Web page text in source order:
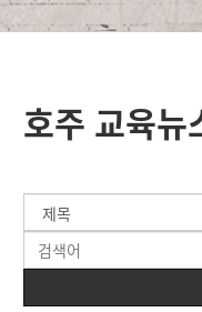
호주 교육뉴